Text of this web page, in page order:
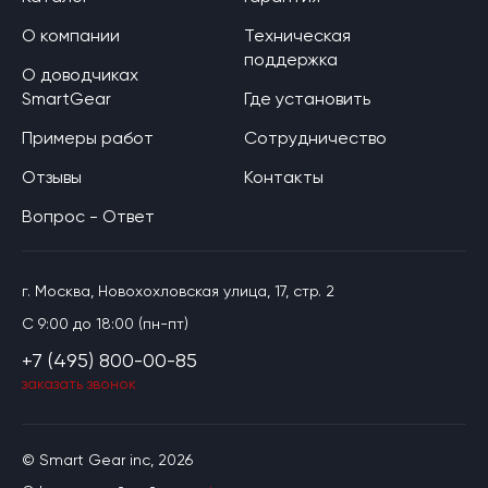
© Smart Gear inc, 2026
О компании
О доводчиках
SmartGear
Примеры работ
Отзывы
Вопрос - Ответ
Техническая
поддержка
Где установить
Сотрудничество
Контакты
г. Москва, Новохохловская улица, 17, стр. 2
C 9:00 до 18:00 (пн-пт)
+7 (495) 800-00-85
заказать звонок